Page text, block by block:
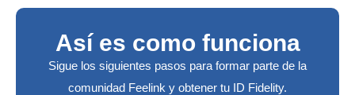
Así es como funciona
Sigue los siguientes pasos para formar parte de la
comunidad Feelink y obtener tu ID Fidelity.